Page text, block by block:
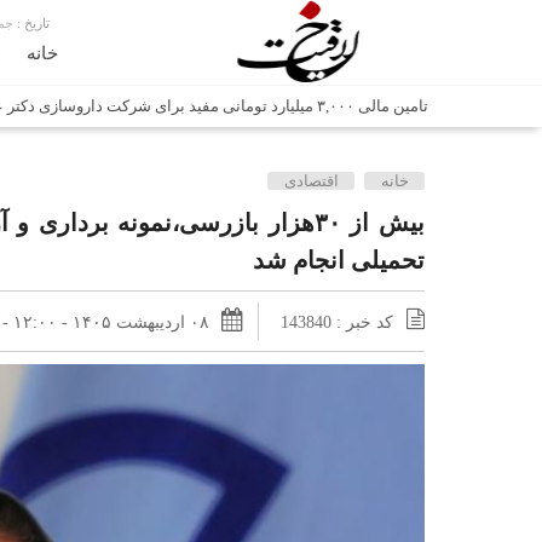
تاریخ : جمعه,
خانه
تامین مالی ۳,۰۰۰ میلیارد تومانی مفید برای شرکت داروسازی دکتر عبیدی
اتابک: ظرفیت های جدید همکاری‌های تجاری ایران و پاکستان
وزیر صمت خواستار پیگیری کانتینرهای ایرانی در بندر کراچی شد / تجارت ۱۰ میلیارد دلاری ایران
هدیه ویژه همراهی اربعین شرکت مخابرات ایران؛ «نگارا» ارتباط
غرفه‌های «نگارا» در مرزهای اربعین آماده خدمت‌رسانی به زائران
خانه اقتصادی
بیش از ۳۰هزار بازرسی‌،نمونه
تحمیلی انجام شد
کد خبر : 143840 ۰۸ اردیبهشت ۱۴۰۵ - ۱۲:۰۰ - ۲۸ آوریل ۲۰۲۶ - ۱۲:۰۰